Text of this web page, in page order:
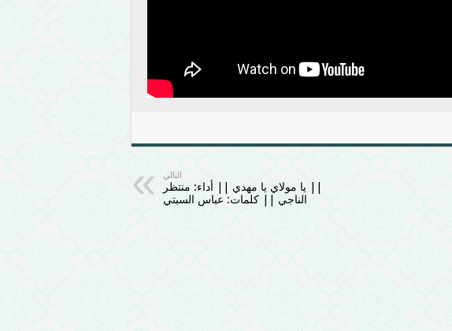
التالي
|| يا مولاي يا مهدي || أداء: منتظر
الناجي || كلمات: عباس السبتي